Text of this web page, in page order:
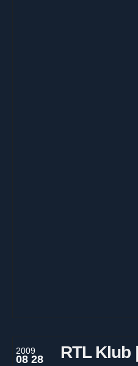
2009
08 28 RTL Klub